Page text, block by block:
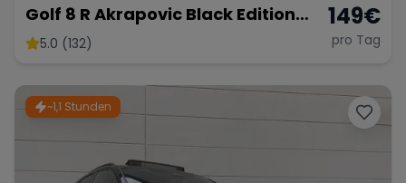
Golf 8 R Akrapovic Black Edition
333PS
5.0 (132)
149€
pro Tag
~1,1 Stunden